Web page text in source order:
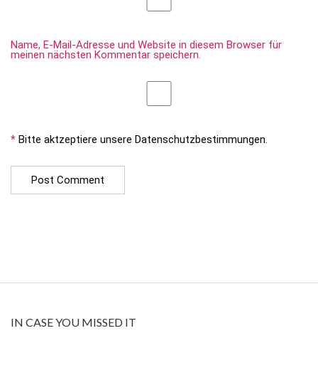
Name, E-Mail-Adresse und Website in diesem Browser für
meinen nächsten Kommentar speichern.
* Bitte aktzeptiere unsere Datenschutzbestimmungen.
IN CASE YOU MISSED IT